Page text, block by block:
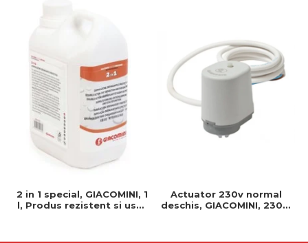
2 in 1 special, GIACOMINI, 1
l, Produs rezistent si usor
Actuator 230v normal
deschis, GIACOMINI, 230v,